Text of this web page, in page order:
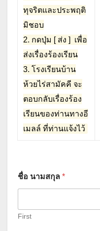
ทุจริตและประพฤติ
มิชอบ
2. กดปุ่ม [ ส่ง ] เพื่อ
ส่งเรื่องร้องเรียน
3. โรงเรียนบ้าน
ห้วยไร่สามัคคี จะ
ตอบกลับเรื่องร้อง
เรียนของท่านทางอี
เมลล์ ที่ท่านแจ้งไว้
ร
า
ย
เ
ชื่อ นามสกุล *
First